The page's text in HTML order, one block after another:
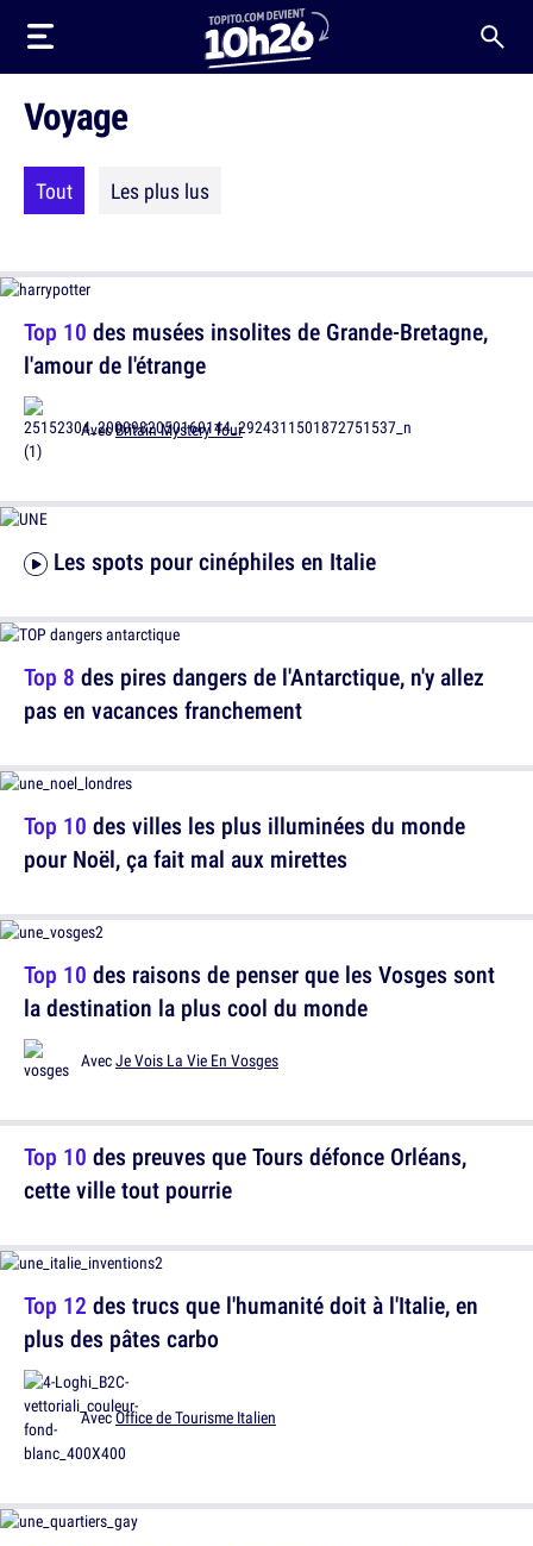
Voyage
Tout Les plus lus
Top 10 des musées insolites de Grande-Bretagne,
l'amour de l'étrange
AvecBritain Mystery Tour
Top 10 des villes les plus illuminées du monde
pour Noël, ça fait mal aux mirettes
Top 10 des preuves que Tours défonce Orléans,
cette ville tout pourrie
Les spots pour cinéphiles en Italie
Top 8 des pires dangers de l'Antarctique, n'y allez
pas en vacances franchement
Top 10 des raisons de penser que les Vosges sont
la destination la plus cool du monde
AvecJe Vois La Vie En Vosges
Top 12 des trucs que l'humanité doit à l'Italie, en
plus des pâtes carbo
AvecOffice de Tourisme Italien